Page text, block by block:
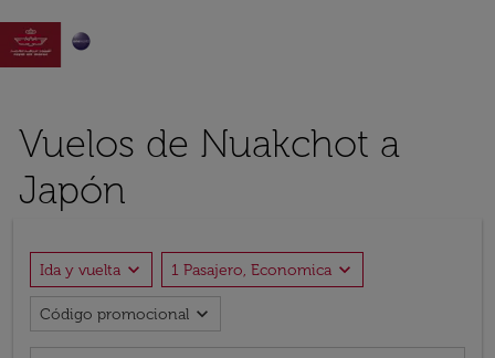

Vuelos de Nuakchot a
Japón
Ida y vuelta expand_more 1 Pasajero, Economica expand_more
Código promocional expand_more